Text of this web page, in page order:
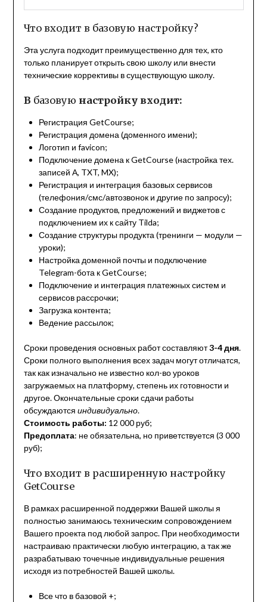
Что входит в базовую настройку?
Эта услуга подходит преимущественно для тех, кто
только планирует открыть свою школу или внести
технические коррективы в существующую школу.
В базовую настройку входит:
Регистрация GetCourse;
Регистрация домена (доменного имени);
Логотип и favicon;
Подключение домена к GetCourse (настройка тех.
записей А, TXT, MX);
Регистрация и интеграция базовых сервисов
(телефония/смс/автозвонок и другие по запросу);
Создание продуктов, предложений и виджетов с
подключением их к сайту Tilda;
Создание структуры продукта (тренинги — модули —
уроки);
Настройка доменной почты и подключение
Telegram-бота к GetCourse;
Подключение и интеграция платежных систем и
сервисов рассрочки;
Загрузка контента;
Ведение рассылок;
Сроки проведения основных работ составляют3-4 дня.
Сроки полного выполнения всех задач могут отличатся,
так как изначально не известно кол-во уроков
загружаемых на платформу, степень их готовности и
другое. Окончательные сроки сдачи работы
обсуждаются индивидуально.
Стоимость работы: 12 000 руб;
Предоплата: не обязательна, но приветствуется (3 000
руб);
Что входит в расширенную настройку
GetCourse
В рамках расширенной поддержки Вашей школы я
полностью занимаюсь техническим сопровождением
Вашего проекта под любой запрос. При необходимости
настраиваю практически любую интеграцию, а так же
разрабатываю точечные индивидуальные решения
исходя из потребностей Вашей школы.
Все что в базовой +;